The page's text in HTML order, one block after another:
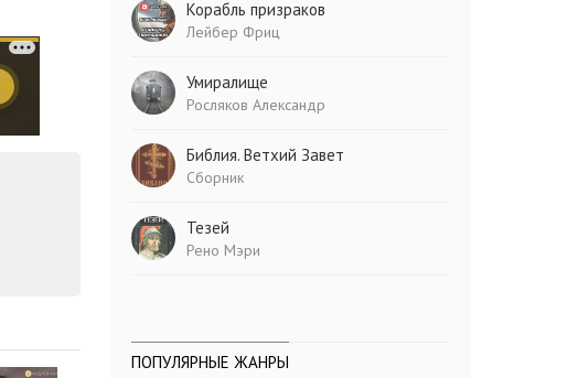
Корабль призраков
Лейбер Фриц
Умиралище
Росляков Александр
Библия. Ветхий Завет
Сборник
Тезей
Рено Мэри
ПОПУЛЯРНЫЕ ЖАНРЫ